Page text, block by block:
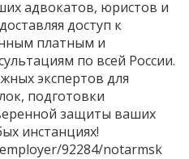
адвокатов, юристов и
доступ к
платным и
по всей России.
экспертов для
подготовки
защиты ваших
инстанциях!
92284/notarmsk